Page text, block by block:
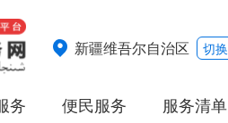
新疆维吾尔自治区 切换
务 便民服务 服务清单